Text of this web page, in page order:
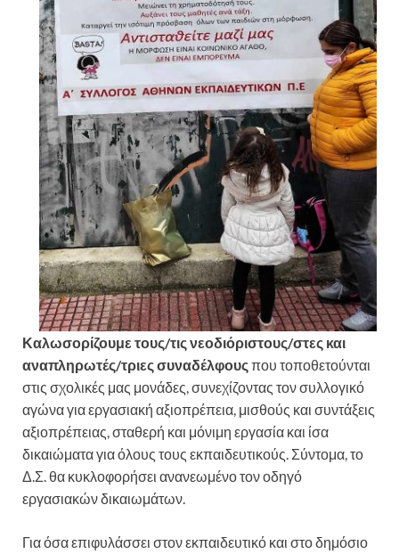
Καλωσορίζουμε τους/τις νεοδιόριστους/στες και
αναπληρωτές/τριες συναδέλφουςπου τοποθετούνται
στις σχολικές μας μονάδες, συνεχίζοντας τον συλλογικό
αγώνα για εργασιακή αξιοπρέπεια, μισθούς και συντάξεις
αξιοπρέπειας, σταθερή και μόνιμη εργασία και ίσα
δικαιώματα για όλους τους εκπαιδευτικούς. Σύντομα, το
Δ.Σ. θα κυκλοφορήσει ανανεωμένο τον οδηγό
εργασιακών δικαιωμάτων.
Για όσα επιφυλάσσει στον εκπαιδευτικό και στο δημόσιο